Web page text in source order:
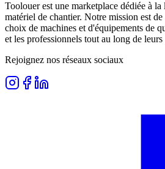
Toolouer est une marketplace dédiée à
matériel de chantier. Notre mission est
choix de machines et d'équipements de
et les professionnels tout au long de leurs
Rejoignez nos réseaux sociaux